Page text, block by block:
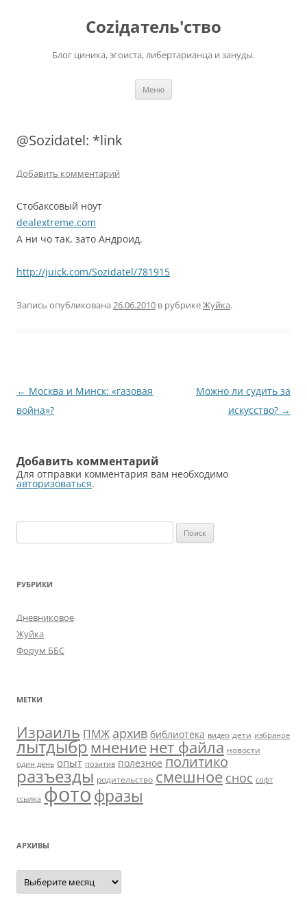
Соziдатель'ство
Блог циника, эгоиста, либертарианца и зануды.
Меню
@Sozidatel: *link
Добавить комментарий
Стобаксовый ноут
dealextreme.com
А ни чо так, зато Андроид.
http://juick.com/Sozidatel/781915
Запись опубликована 26.06.2010 в рубрикеЖуйка.
Навигация
по
← Москва и Минск: «газовая
война»?
Можно ли судить за
искусство? →
Добавить комментарий
Для отправки комментария вам необходимо
авторизоваться.
РУБРИКИ
Дневниковое
Жуйка
Форум ББС
МЕТКИ
Израиль ПМЖ архив библиотека видео дети избраное
лытдыбрмнение нет файла новости
один день опыт позитив полезное политико
разъезды родительство смешное снос софт
ссылка фотофразы
АРХИВЫ
Архивы